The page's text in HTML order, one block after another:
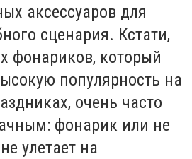
аксессуаров для
сценария. Кстати,
фонариков, который
популярность на
очень часто
фонарик или не
улетает на